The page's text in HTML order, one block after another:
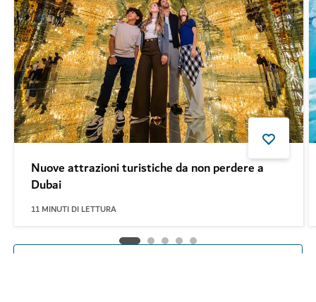
Nuove attrazioni turistiche da non perdere a
Dubai
11 MINUTI DI LETTURA